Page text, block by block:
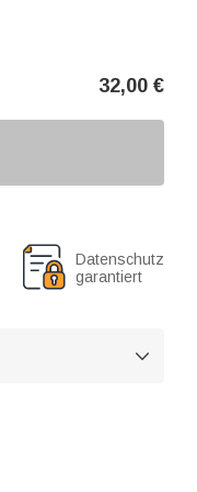
32,00 €
Datenschutz
garantiert
